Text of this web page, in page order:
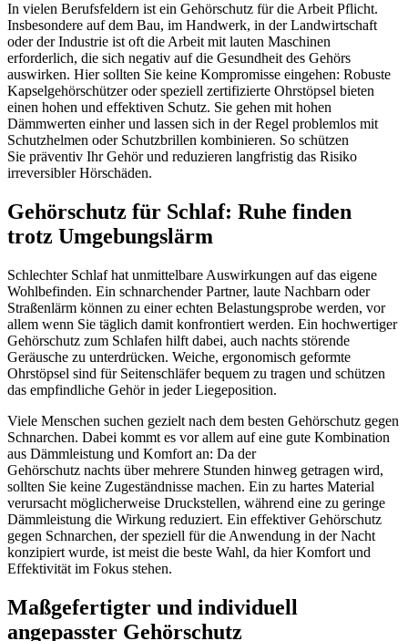
In vielen Berufsfeldern ist ein Gehörschutz für die Arbeit Pflicht.
Insbesondere auf dem Bau, im Handwerk, in der Landwirtschaft
oder der Industrie ist oft die Arbeit mit lauten Maschinen
erforderlich, die sich negativ auf die Gesundheit des Gehörs
auswirken. Hier sollten Sie keine Kompromisse eingehen: Robuste
Kapselgehörschützer oder speziell zertifizierte Ohrstöpsel bieten
einen hohen und effektiven Schutz. Sie gehen mit hohen
Dämmwerten einher und lassen sich in der Regel problemlos mit
Schutzhelmen oder Schutzbrillen kombinieren. So schützen
Sie präventiv Ihr Gehör und reduzieren langfristig das Risiko
irreversibler Hörschäden.
Gehörschutz für Schlaf: Ruhe finden
trotz Umgebungslärm
Schlechter Schlaf hat unmittelbare Auswirkungen auf das eigene
Wohlbefinden. Ein schnarchender Partner, laute Nachbarn oder
Straßenlärm können zu einer echten Belastungsprobe werden, vor
allem wenn Sie täglich damit konfrontiert werden. Ein hochwertiger
Gehörschutz zum Schlafen hilft dabei, auch nachts störende
Geräusche zu unterdrücken. Weiche, ergonomisch geformte
Ohrstöpsel sind für Seitenschläfer bequem zu tragen und schützen
das empfindliche Gehör in jeder Liegeposition.
Viele Menschen suchen gezielt nach dem besten Gehörschutz gegen
Schnarchen. Dabei kommt es vor allem auf eine gute Kombination
aus Dämmleistung und Komfort an: Da der
Gehörschutz nachts über mehrere Stunden hinweg getragen wird,
sollten Sie keine Zugeständnisse machen. Ein zu hartes Material
verursacht möglicherweise Druckstellen, während eine zu geringe
Dämmleistung die Wirkung reduziert. Ein effektiver Gehörschutz
gegen Schnarchen, der speziell für die Anwendung in der Nacht
konzipiert wurde, ist meist die beste Wahl, da hier Komfort und
Effektivität im Fokus stehen.
Maßgefertigter und individuell
angepasster Gehörschutz